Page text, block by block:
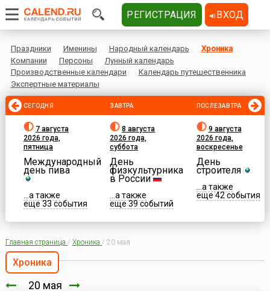
Праздники Именины Народный календарь
Хроника
Компании
Персоны
Лунный календарь
Производственные календари
Календарь путешественника
Экспертные материалы
СЕГОДНЯ
7 августа
2026 года,
пятница
Международный
день пива
...а также
еще 33 события
ЗАВТРА
8 августа
2026 года,
суббота
День
физкультурника
в России
...а также
еще 39 событий
ПОСЛЕЗАВТРА
9 августа
2026 года,
воскресенье
День
строителя
...а также
еще 42 события
Главная страница / Хроника / 20 мая
Хроника
20 мая
РЕГИСТРАЦИЯ ВХОД